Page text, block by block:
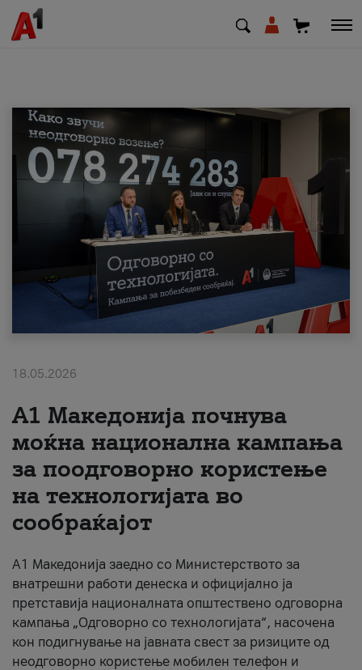
МК EN SQ
Деловни
Поддршка
Надополни кредит
#ПодобарОнлајн
18.05.2026
A1 Македонија почнува
моќна национална кампања
за поодговорно користење
на технологијата во
сообраќајот
A1 Македонија заедно со Министерството за
внатрешни работи денеска и официјално ја
претставија националната општествено одговорна
кампања „Одговорно со технологијата“, насочена
кон подигнување на јавната свест за ризиците од
неодговорно користење мобилен телефон и